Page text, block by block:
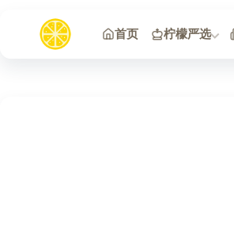
首页
柠檬严选